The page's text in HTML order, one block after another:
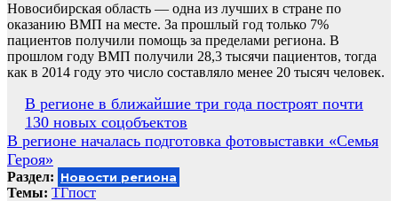
Новосибирская область — одна из лучших в стране по
оказанию ВМП на месте. За прошлый год только 7%
пациентов получили помощь за пределами региона. В
прошлом году ВМП получили 28,3 тысячи пациентов, тогда
как в 2014 году это число составляло менее 20 тысяч человек.
Навигация
по
записям
В регионе в ближайшие три года построят почти
130 новых соцобъектов
В регионе началась подготовка фотовыставки «Семья
Героя»
Раздел: Новости региона
Темы: ТГпост